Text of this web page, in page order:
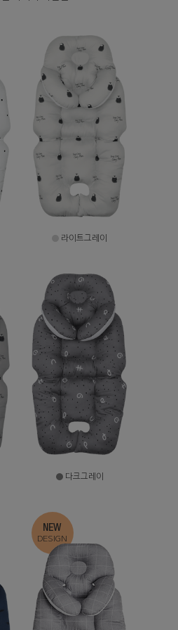
라이트그레이
다크그레이
NEW
DESIGN